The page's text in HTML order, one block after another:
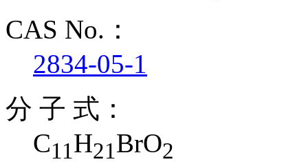
CAS No.：
2834-05-1
分 子 式：
C11H21BrO2